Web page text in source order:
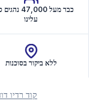
כבר מעל 47,000
עלינו
ללא ביקור בסוכנות
קוד רדיו